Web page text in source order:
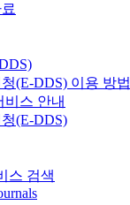
(E-DDS) 이용 방법
비스 안내
(E-DDS)
스 검색